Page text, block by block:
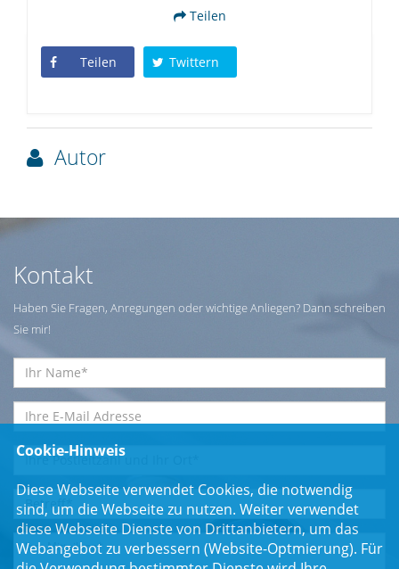
Teilen
Teilen Twittern
Autor
Kontakt
Haben Sie Fragen, Anregungen oder wichtige Anliegen? Dann schreiben
Sie mir!
Cookie-Hinweis
Diese Webseite verwendet Cookies, die notwendig
sind, um die Webseite zu nutzen. Weiter verwendet
diese Webseite Dienste von Drittanbietern, um das
Webangebot zu verbessern (Website-Optmierung). Für